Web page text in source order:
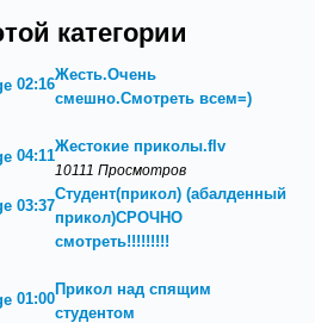
категории
02:16
Жесть.Очень
смешно.Смотреть всем=)
04:11
Жестокие приколы.flv
10111 Просмотров
03:37
Студент(прикол) (абалденный
прикол)СРОЧНО
смотреть!!!!!!!!!
01:00
Прикол над спящим
студентом